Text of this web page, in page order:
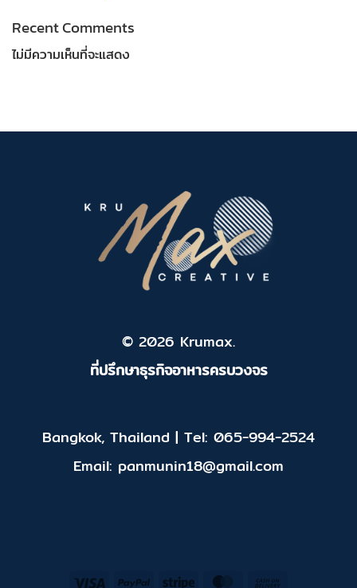
Recent Comments
ไม่มีความเห็นที่จะแสดง
© 2026 Krumax.
ที่ปรึกษาธุรกิจอาหารครบวงจร
Bangkok, Thailand | Tel: 065-994-2524
Email: panmunin18@gmail.com